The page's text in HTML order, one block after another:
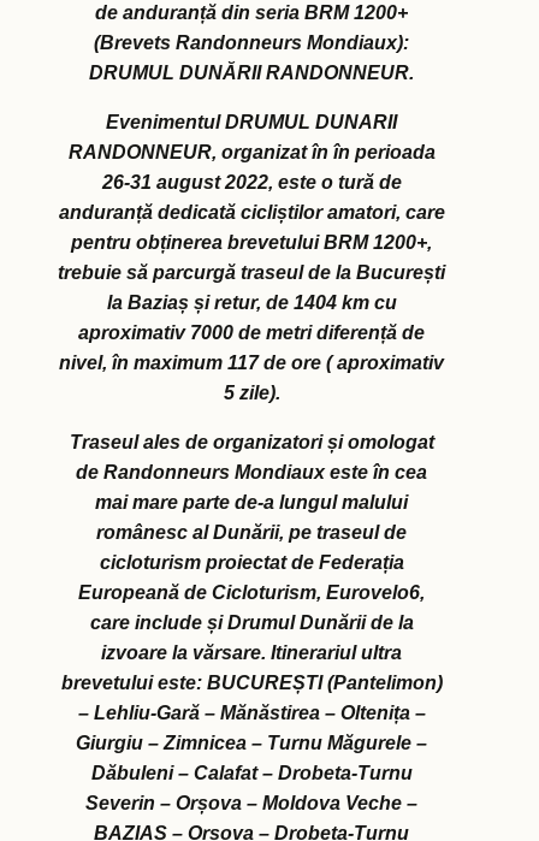
de anduranță din seria BRM 1200+
(Brevets Randonneurs Mondiaux):
DRUMUL DUNĂRII RANDONNEUR.
Evenimentul DRUMUL DUNARII
RANDONNEUR, organizat în în perioada
26-31 august 2022, este o tură de
anduranță dedicată cicliștilor amatori, care
pentru obținerea brevetului BRM 1200+,
trebuie să parcurgă traseul de la București
la Baziaș și retur, de 1404 km cu
aproximativ 7000 de metri diferență de
nivel, în maximum 117 de ore ( aproximativ
5 zile).
Traseul ales de organizatori și omologat
de Randonneurs Mondiaux este în cea
mai mare parte de-a lungul malului
românesc al Dunării, pe traseul de
cicloturism proiectat de Federația
Europeană de Cicloturism, Eurovelo6,
care include și Drumul Dunării de la
izvoare la vărsare. Itinerariul ultra
brevetului este: BUCUREȘTI (Pantelimon)
– Lehliu-Gară – Mănăstirea – Oltenița –
Giurgiu – Zimnicea – Turnu Măgurele –
Dăbuleni – Calafat – Drobeta-Turnu
Severin – Orșova – Moldova Veche –
BAZIAȘ – Orșova – Drobeta-Turnu